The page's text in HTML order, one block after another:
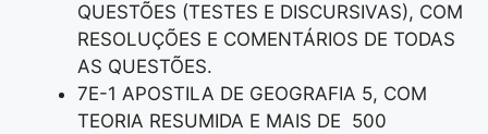
QUESTÕES (TESTES E DISCURSIVAS), COM
RESOLUÇÕES E COMENTÁRIOS DE TODAS
AS QUESTÕES.
7E-1 APOSTILA DE GEOGRAFIA 5, COM
TEORIA RESUMIDA E MAIS DE 500